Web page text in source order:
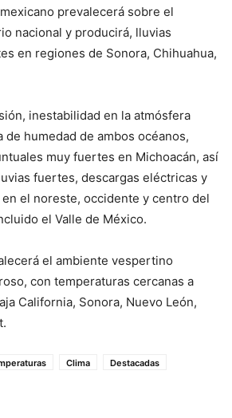
prevalecerá sobre el
nacional y producirá, lluvias
en regiones de Sonora, Chihuahua,
inestabilidad en la atmósfera
de humedad de ambos océanos,
muy fuertes en Michoacán, así
fuertes, descargas eléctricas y
el noreste, occidente y centro del
el Valle de México.
el ambiente vespertino
con temperaturas cercanas a
California, Sonora, Nuevo León,
Clima
Destacadas